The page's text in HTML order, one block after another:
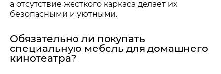
а отсутствие жесткого каркаса делает их
безопасными и уютными.
Обязательно ли покупать
специальную мебель для домашнего
кинотеатра?